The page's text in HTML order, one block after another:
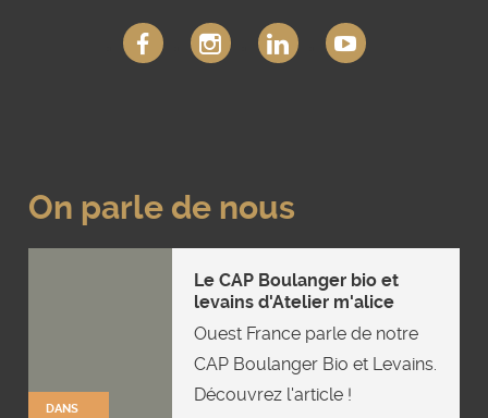
On parle de nous
DANS
Le CAP Boulanger bio et
levains d'Atelier m'alice
Ouest France parle de notre
CAP Boulanger Bio et Levains.
Découvrez l'article !